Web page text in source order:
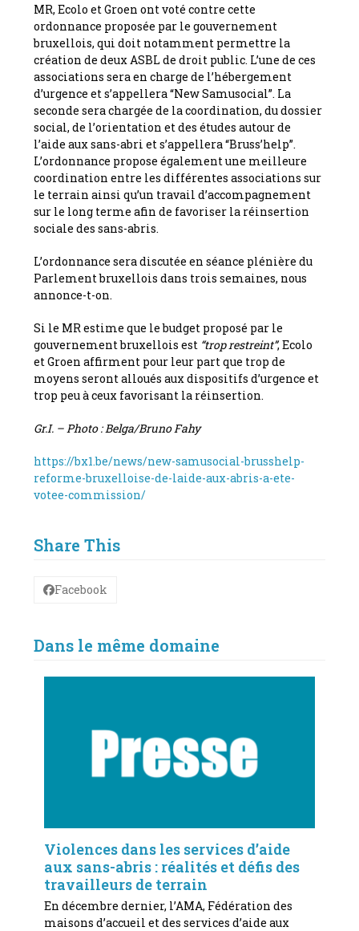
MR, Ecolo et Groen ont voté contre cette
ordonnance proposée par le gouvernement
bruxellois, qui doit notamment permettre la
création de deux ASBL de droit public. L’une de ces
associations sera en charge de l’hébergement
d’urgence et s’appellera “New Samusocial”. La
seconde sera chargée de la coordination, du dossier
social, de l’orientation et des études autour de
l’aide aux sans-abri et s’appellera “Bruss’help”.
L’ordonnance propose également une meilleure
coordination entre les différentes associations sur
le terrain ainsi qu’un travail d’accompagnement
sur le long terme afin de favoriser la réinsertion
sociale des sans-abris.
L’ordonnance sera discutée en séance plénière du
Parlement bruxellois dans trois semaines, nous
annonce-t-on.
Si le MR estime que le budget proposé par le
gouvernement bruxellois est “trop restreint”, Ecolo
et Groen affirment pour leur part que trop de
moyens seront alloués aux dispositifs d’urgence et
trop peu à ceux favorisant la réinsertion.
Gr.I. – Photo : Belga/Bruno Fahy
https://bx1.be/news/new-samusocial-brusshelp-
reforme-bruxelloise-de-laide-aux-abris-a-ete-
votee-commission/
Share This
Facebook
Dans le même domaine
Violences dans les services d’aide
aux sans-abris : réalités et défis des
travailleurs de terrain
En décembre dernier, l’AMA, Fédération des
maisons d’accueil et des services d’aide aux